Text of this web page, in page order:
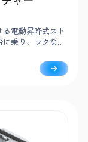
電動昇降式スト
乗り、ラクな姿